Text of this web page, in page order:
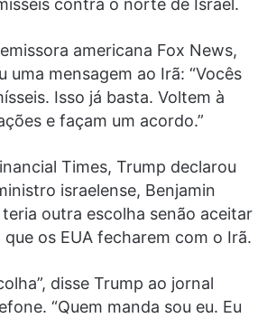
contra o norte de Israel.
americana Fox News,
uma mensagem ao Irã: “Vocês
Isso já basta. Voltem à
e façam um acordo.”
Times, Trump declarou
israelense, Benjamin
outra escolha senão aceitar
os EUA fecharem com o Irã.
disse Trump ao jornal
“Quem manda sou eu. Eu